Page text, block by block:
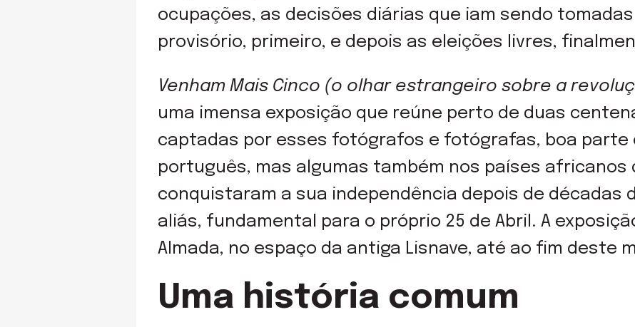
ocupações, as decisões diárias que iam sendo
provisório, primeiro, e depois as eleições livres,
Venham Mais Cinco (o olhar estrangeiro sobre a
uma imensa exposição que reúne perto de duas
captadas por esses fotógrafos e fotógrafas, boa parte
português, mas algumas também nos países
conquistaram a sua independência depois de décadas
aliás, fundamental para o próprio 25 de Abril. A
Almada, no espaço da antiga Lisnave, até ao fim deste
Uma história comum